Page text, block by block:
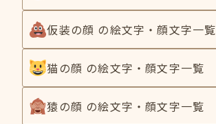
仮装の顔 の絵文字・顔文字一覧
猫の顔 の絵文字・顔文字一覧
猿の顔 の絵文字・顔文字一覧